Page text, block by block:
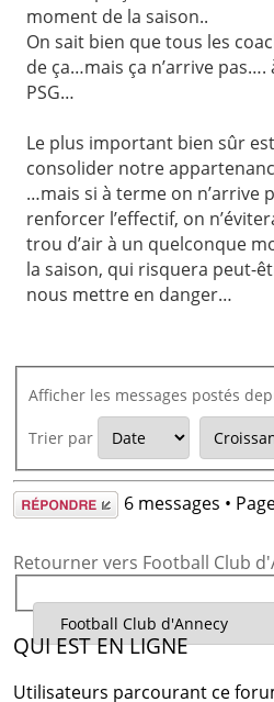
moment de la saison..
On sait bien que tous les
de ça…mais ça n’arrive pas….
PSG…
Le plus important bien sûr
consolider notre
…mais si à terme on n’arrive
renforcer l’effectif, on
trou d’air à un quelconque
la saison, qui risquera peut-
nous mettre en danger…
Afficher les messages postés
Trier par
Répondre 6 messages •
Retourner vers Football Club
QUI EST EN LIGNE
Utilisateurs parcourant ce